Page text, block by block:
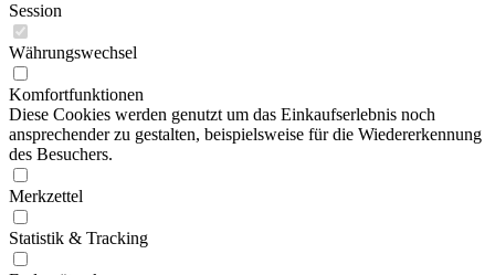
Session
Währungswechsel
Komfortfunktionen
Diese Cookies werden genutzt um das Einkaufserlebnis noch
ansprechender zu gestalten, beispielsweise für die Wiedererkennung
des Besuchers.
Merkzettel
Statistik & Tracking